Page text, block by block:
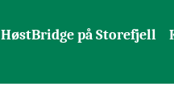
HøstBridge på Storefjell